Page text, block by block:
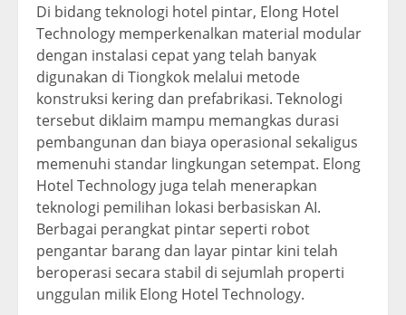
Di bidang teknologi hotel pintar, Elong Hotel
Technology memperkenalkan material modular
dengan instalasi cepat yang telah banyak
digunakan di Tiongkok melalui metode
konstruksi kering dan prefabrikasi. Teknologi
tersebut diklaim mampu memangkas durasi
pembangunan dan biaya operasional sekaligus
memenuhi standar lingkungan setempat. Elong
Hotel Technology juga telah menerapkan
teknologi pemilihan lokasi berbasiskan AI.
Berbagai perangkat pintar seperti robot
pengantar barang dan layar pintar kini telah
beroperasi secara stabil di sejumlah properti
unggulan milik Elong Hotel Technology.